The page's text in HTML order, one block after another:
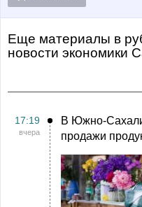
Еще материалы в
Новости экономики
17:19
вчера
В Южно-
продажи